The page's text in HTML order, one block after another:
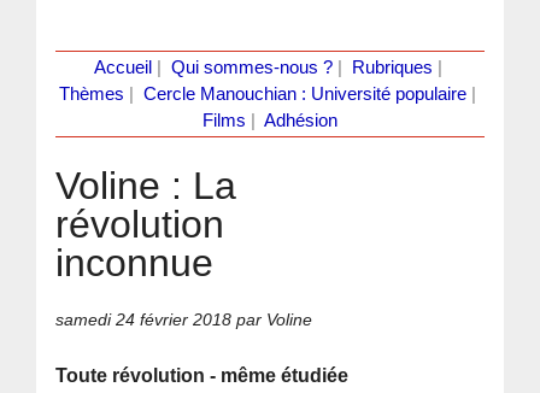
Accueil Qui sommes-nous ?| Rubriques
Thèmes
Cercle Manouchian : Université populaire
Films
Adhésion
Voline : La
révolution
inconnue
samedi 24 février 2018 par Voline
Toute révolution - même étudiée